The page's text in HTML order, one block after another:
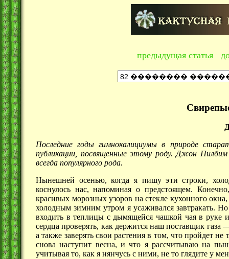
предыдущая статья
Последние годы гимнокалициумы в природе
публикации, посвященные этому роду. Джон
всегда популярного рода.
Нынешней осенью, когда я пишу эти строки,
коснулось нас, напоминая о предстоящем.
красивых морозных узоров на стекле кухонного
холодным зимним утром я усаживался завтракать.
входить в теплицы с дымящейся чашкой чая в руке
сердца проверять, как держится наш поставщик газа
а также заверять свои растения в том, что пройдет
снова наступит весна, и что я рассчитываю на
учитывая то, как я нянчусь с ними, не то глядите у